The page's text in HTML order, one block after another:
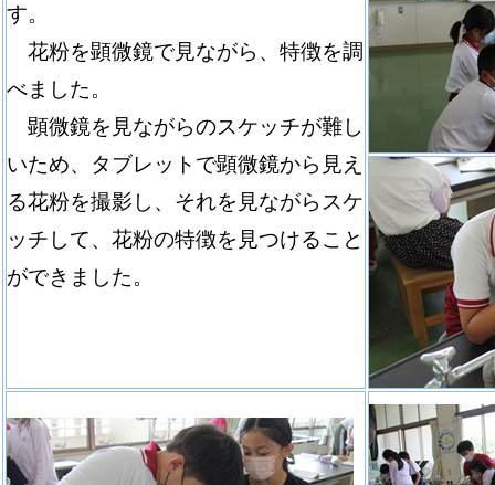
す。
花粉を顕微鏡で見ながら、特徴を調
べました。
顕微鏡を見ながらのスケッチが難し
いため、タブレットで顕微鏡から見え
る花粉を撮影し、それを見ながらスケ
ッチして、花粉の特徴を見つけること
ができました。